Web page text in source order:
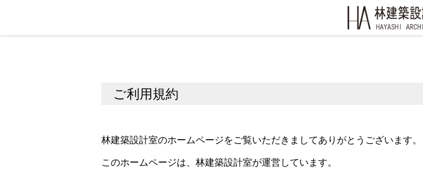
ご利用規約
林建築設計室のホームページをご覧いただきましてありがとうございます。
このホームページは、林建築設計室が運営しています。